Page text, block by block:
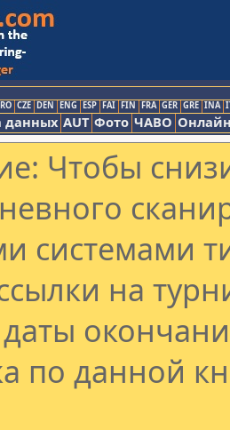
CZE DEN ENG ESP FAI FIN FRA GER GRE INA
данных AUT Фото ЧАВО
Чтобы
системами
на
по данной